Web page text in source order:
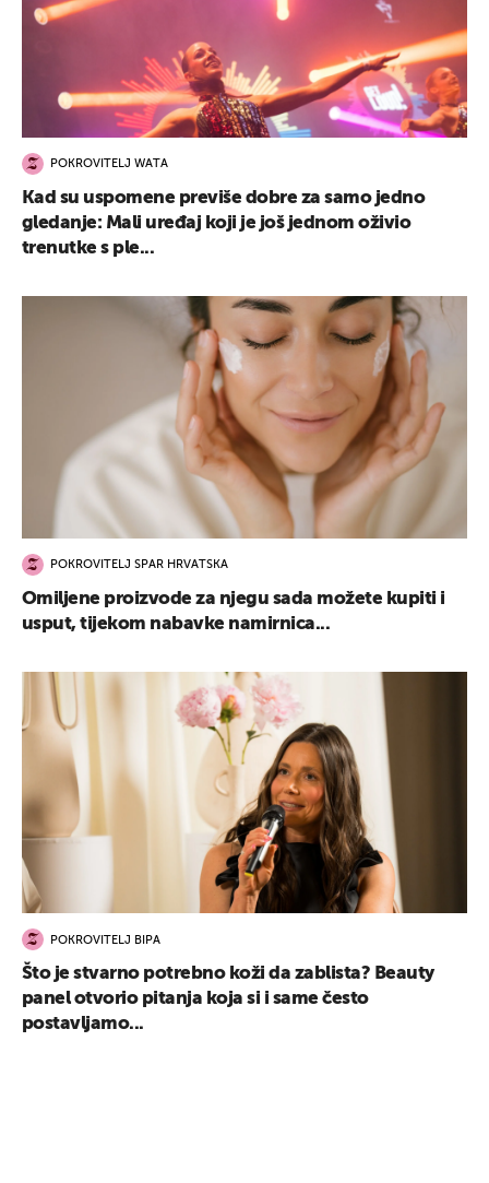
POKROVITELJ WATA
Kad su uspomene previše dobre za samo jedno
gledanje: Mali uređaj koji je još jednom oživio
trenutke s ple...
POKROVITELJ SPAR HRVATSKA
Omiljene proizvode za njegu sada možete kupiti i
usput, tijekom nabavke namirnica...
POKROVITELJ BIPA
Što je stvarno potrebno koži da zablista? Beauty
panel otvorio pitanja koja si i same često
postavljamo...